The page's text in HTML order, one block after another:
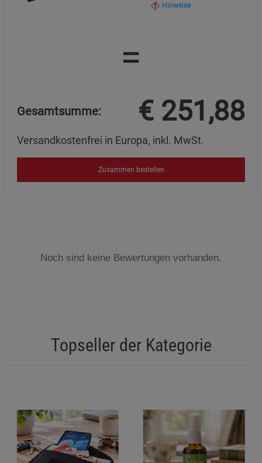
Hinweise
=
Gesamtsumme: € 251,88
Versandkostenfrei in Europa, inkl. MwSt.
Zusammen bestellen
Noch sind keine Bewertungen vorhanden.
Topseller der Kategorie